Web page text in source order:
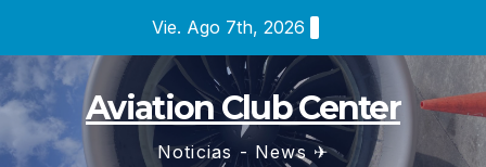
contenido
Vie. Ago 7th, 2026
Aviation Club Center
Noticias - News ✈